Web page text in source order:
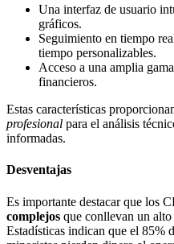
Una interfaz de usuario
gráficos.
Seguimiento en tiempo
tiempo personalizables.
Acceso a una amplia
financieros.
Estas características
profesional para el análisis
informadas.
Desventajas
Es importante destacar que los
complejos que conllevan un
Estadísticas indican que el 85%